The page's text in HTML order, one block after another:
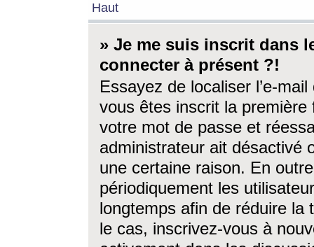
Haut
» Je me suis inscrit dans
connecter à présent ?!
Essayez de localiser l’e-
vous êtes inscrit la première
votre mot de passe et
administrateur ait désactivé
une certaine raison. En
périodiquement les
longtemps afin de réduire la
le cas, inscrivez-vous à